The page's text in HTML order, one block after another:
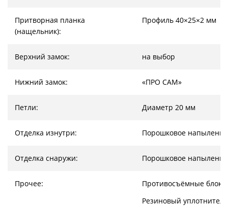
Притворная планка
(нащельник):
Профиль 40×25×2 мм
Верхний замок: на выбор
Нижний замок: «ПРО САМ»
Петли: Диаметр 20 мм
Отделка изнутри: Порошковое напыление
Отделка снаружи: Порошковое напыление
Прочее:
Противосъёмные
Резиновый